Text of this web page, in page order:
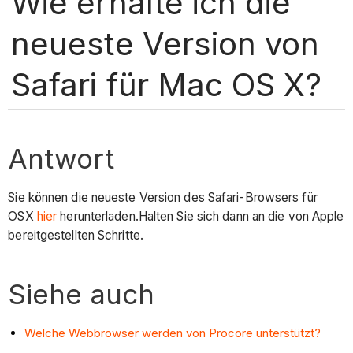
neueste Version von
Safari für Mac OS X?
Antwort
Sie können die neueste Version des Safari-Browsers für
OSX hier herunterladen.Halten Sie sich dann an die von Apple
bereitgestellten Schritte.
Siehe auch
Welche Webbrowser werden von Procore unterstützt?